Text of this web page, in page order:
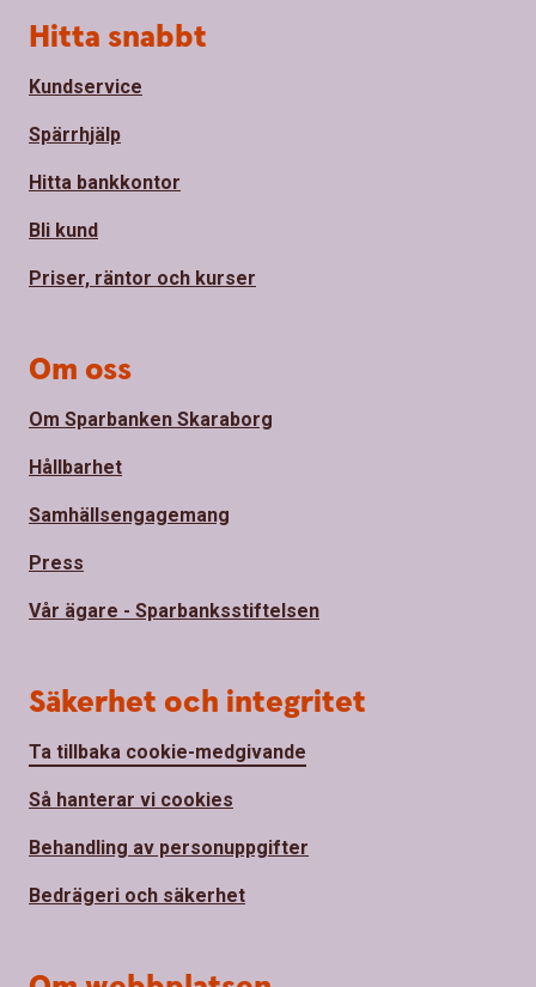
Sidfot
Hitta snabbt
Kundservice
Spärrhjälp
Hitta bankkontor
Bli kund
Priser, räntor och kurser
Om oss
Om Sparbanken Skaraborg
Hållbarhet
Samhällsengagemang
Press
Vår ägare - Sparbanksstiftelsen
Säkerhet och integritet
Ta tillbaka cookie-medgivande
Så hanterar vi cookies
Behandling av personuppgifter
Bedrägeri och säkerhet